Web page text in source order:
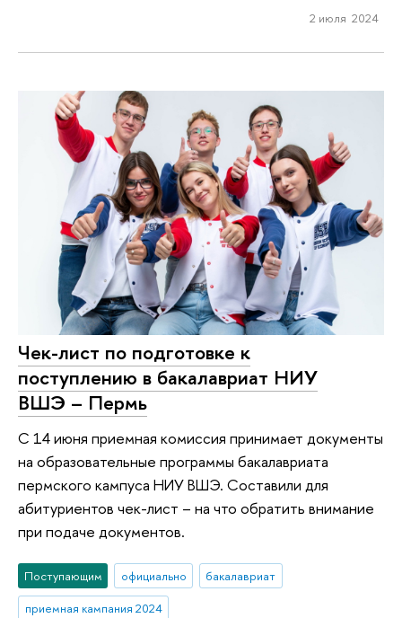
2 июля 2024
Чек-лист по подготовке к
поступлению в бакалавриат НИУ
ВШЭ – Пермь
С 14 июня приемная комиссия принимает документы
на образовательные программы бакалавриата
пермского кампуса НИУ ВШЭ. Составили для
абитуриентов чек-лист – на что обратить внимание
при подаче документов.
Поступающим официально
бакалавриат
приемная кампания 2024